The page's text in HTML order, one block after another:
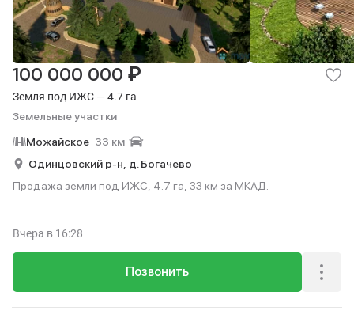
Земля под ИЖС — 4.7 га
Земельные участки
100 000 000 ₽
Можайское 33 км
Одинцовский р-н, д. Богачево
Продажа земли под ИЖС, 4.7 га, 33 км за МКАД.
Позвонить
Вчера в 16:28